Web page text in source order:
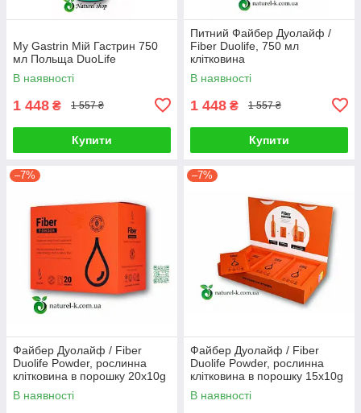
My Gastrin Мій Гастрин 750
мл Польща DuoLife
В наявності
1 448 ₴ 1 557 ₴
Купити
Питний Файбер Дуолайф /
Fiber Duolife, 750 мл
клітковина
В наявності
1 448 ₴ 1 557 ₴
Купити
–7%
Файбер Дуолайф / Fiber
Duolife Powder, рослинна
клітковина в порошку 20x10g
В наявності
–7%
Файбер Дуолайф / Fiber
Duolife Powder, рослинна
клітковина в порошку 15х10g
В наявності